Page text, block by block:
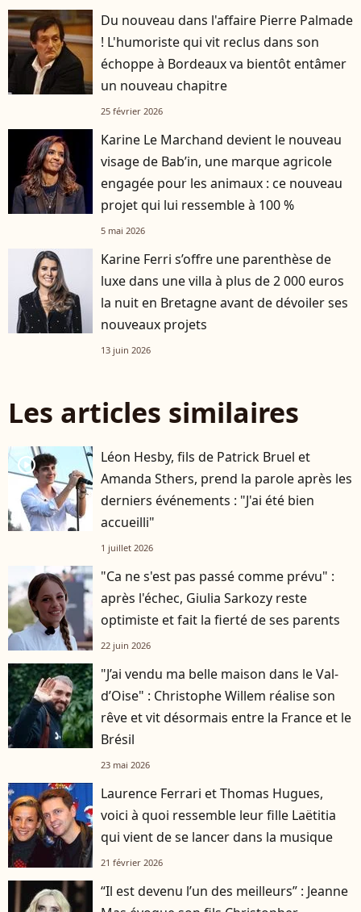
Du nouveau dans l'affaire Pierre Palmade
! L'humoriste qui vit reclus dans son
échoppe à Bordeaux va bientôt entâmer
un nouveau chapitre
25 février 2026
Karine Le Marchand devient le nouveau
visage de Bab’in, une marque agricole
engagée pour les animaux : ce nouveau
projet qui lui ressemble à 100 %
5 mai 2026
Karine Ferri s’offre une parenthèse de
luxe dans une villa à plus de 2 000 euros
la nuit en Bretagne avant de dévoiler ses
nouveaux projets
13 juin 2026
Les articles similaires
player2
Léon Hesby, fils de Patrick Bruel et
Amanda Sthers, prend la parole après les
derniers événements : "J'ai été bien
accueilli"
1 juillet 2026
"Ca ne s'est pas passé comme prévu" :
après l'échec, Giulia Sarkozy reste
optimiste et fait la fierté de ses parents
22 juin 2026
"J’ai vendu ma belle maison dans le Val-
d’Oise" : Christophe Willem réalise son
rêve et vit désormais entre la France et le
Brésil
23 mai 2026
Laurence Ferrari et Thomas Hugues,
voici à quoi ressemble leur fille Laëtitia
qui vient de se lancer dans la musique
21 février 2026
“Il est devenu l’un des meilleurs” : Jeanne